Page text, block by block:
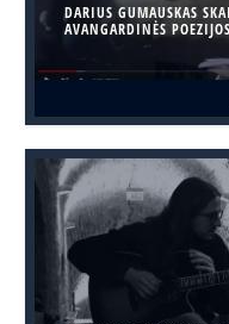
DARIUS GUMAUSKAS
AVANGARDINĖS